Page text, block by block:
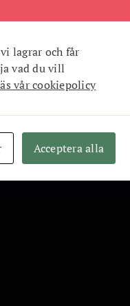
lagrar och får
vad du vill
vår cookiepolicy
Acceptera alla